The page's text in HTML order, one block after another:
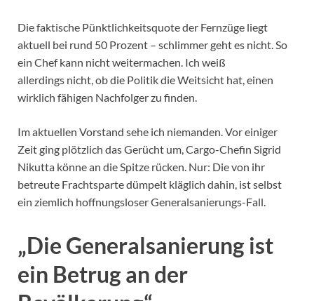
Die faktische Pünktlichkeitsquote der Fernzüge liegt
aktuell bei rund 50 Prozent – schlimmer geht es nicht. So
ein Chef kann nicht weitermachen. Ich weiß
allerdings nicht, ob die Politik die Weitsicht hat, einen
wirklich fähigen Nachfolger zu finden.
Im aktuellen Vorstand sehe ich niemanden. Vor einiger
Zeit ging plötzlich das Gerücht um, Cargo-Chefin Sigrid
Nikutta könne an die Spitze rücken. Nur: Die von ihr
betreute Frachtsparte dümpelt kläglich dahin, ist selbst
ein ziemlich hoffnungsloser Generalsanierungs-Fall.
„Die Generalsanierung ist
ein Betrug an der